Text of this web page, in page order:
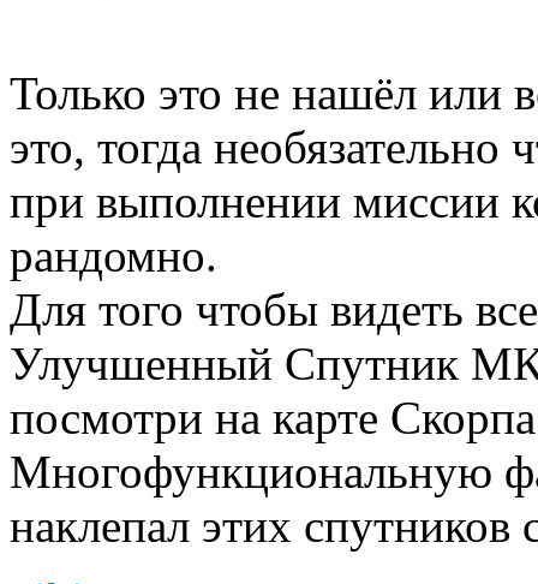
Только это не нашёл или
это, тогда
при выполнении миссии
рандомно.
Для того чтобы видеть
Улучшенный Спутник
посмотри на карте
Многофункциональную
наклепал этих